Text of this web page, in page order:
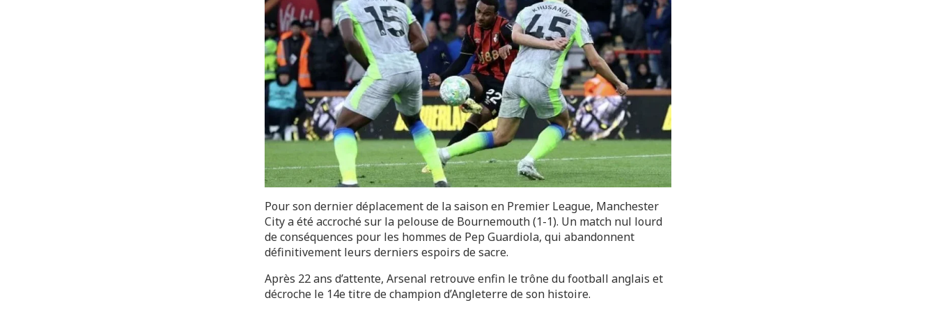
Pour son dernier déplacement de la saison en Premier League, Manchester
City a été accroché sur la pelouse de Bournemouth (1-1). Un match nul lourd
de conséquences pour les hommes de Pep Guardiola, qui abandonnent
définitivement leurs derniers espoirs de sacre.
Après 22 ans d’attente, Arsenal retrouve enfin le trône du football anglais et
décroche le 14e titre de champion d’Angleterre de son histoire.